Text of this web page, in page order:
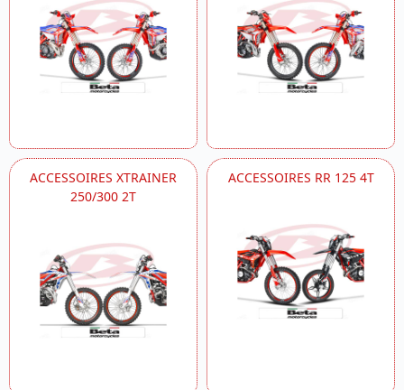
ACCESSOIRES XTRAINER
250/300 2T
ACCESSOIRES RR 125 4T